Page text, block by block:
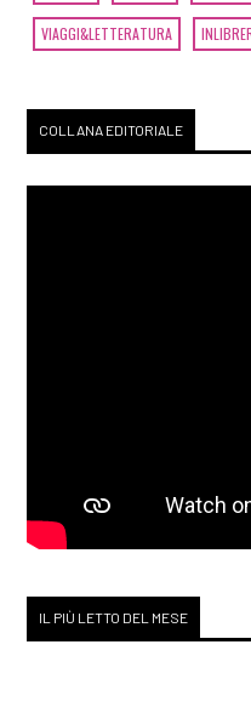
VIAGGI&LETTERATURA
COLLANA EDITORIALE
IL PIÙ LETTO DEL MESE